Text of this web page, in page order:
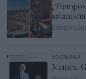
SOCIEDAD
Memes.